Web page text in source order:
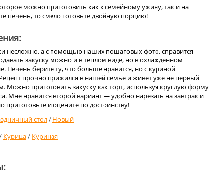
можно приготовить как к семейному ужину, так и на
печень, то смело готовьте двойную порцию!
несложно, а с помощью наших пошаговых фото, справится
закуску можно и в тёплом виде, но в охлаждённом
Печень берите ту, что больше нравится, но с куриной
прочно прижился в нашей семье и живёт уже не первый
Можно приготовить закуску как торт, используя круглую форму
Мне нравится второй вариант — удобно нарезать на завтрак и
приготовьте и оцените по достоинству!
стол/ Новый
/ Курица/ Куриная